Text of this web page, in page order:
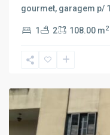
gourmet, garagem p/ 1
1 2 108.00 m2
Quisisana,
de